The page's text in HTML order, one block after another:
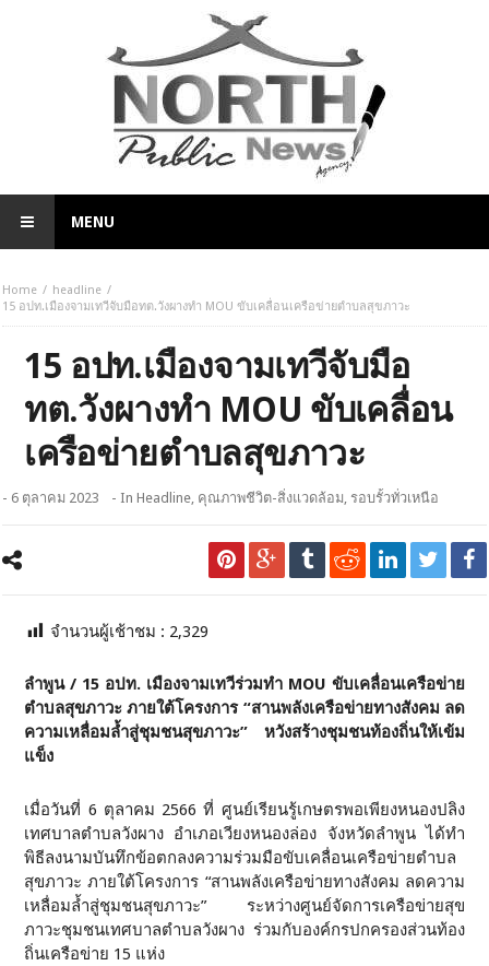
MENU
Home
headline
15 อปท.เมืองจามเทวีจับมือทต.วังผางทำ MOU ขับเคลื่อนเครือข่ายตำบลสุขภาวะ
15 อปท.เมืองจามเทวีจับมือ
ทต.วังผางทำ MOU ขับเคลื่อน
เครือข่ายตำบลสุขภาวะ
- 6 ตุลาคม 2023 - InHeadline, คุณภาพชีวิต-สิ่งแวดล้อม, รอบรั้วทั่วเหนือ
จำนวนผู้เช้าชม : 2,329
ลำพูน / 15 อปท. เมืองจามเทวีร่วมทำ MOU ขับเคลื่อนเครือข่าย
ตำบลสุขภาวะ ภายใต้โครงการ “สานพลังเครือข่ายทางสังคม ลด
ความเหลื่อมล้ำสู่ชุมชนสุขภาวะ” หวังสร้างชุมชนท้องถิ่นให้เข้ม
แข็ง
เมื่อวันที่ 6 ตุลาคม 2566 ที่ ศูนย์เรียนรู้เกษตรพอเพียงหนองปลิง
เทศบาลตำบลวังผาง อำเภอเวียงหนองล่อง จังหวัดลำพูน ได้ทำ
พิธีลงนามบันทึกข้อตกลงความร่วมมือขับเคลื่อนเครือข่ายตำบล
สุขภาวะ ภายใต้โครงการ “สานพลังเครือข่ายทางสังคม ลดความ
เหลื่อมล้ำสู่ชุมชนสุขภาวะ” ระหว่างศูนย์จัดการเครือข่ายสุข
ภาวะชุมชนเทศบาลตำบลวังผาง ร่วมกับองค์กรปกครองส่วนท้อง
ถิ่นเครือข่าย 15 แห่ง